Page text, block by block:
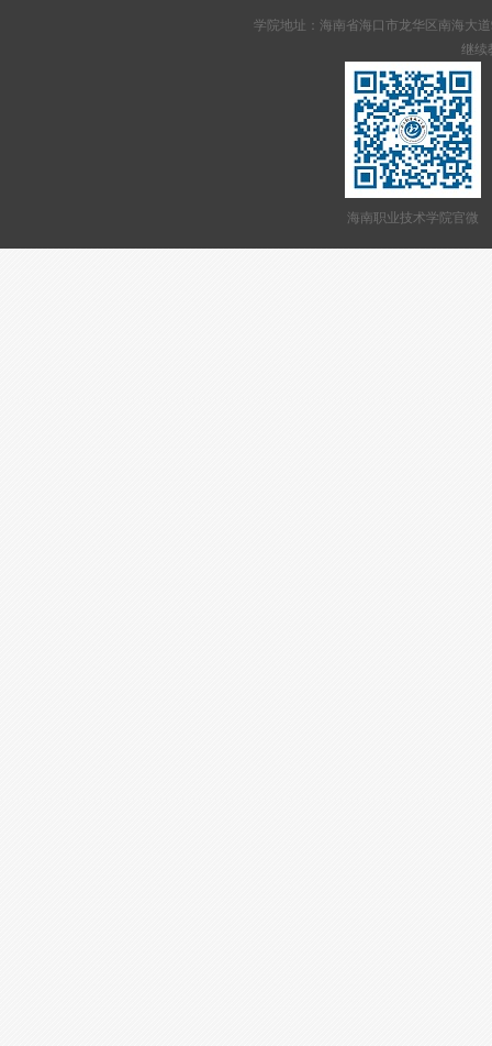
学院地址：海南省海口市龙华区南海大道
继续
海南职业技术学院官微